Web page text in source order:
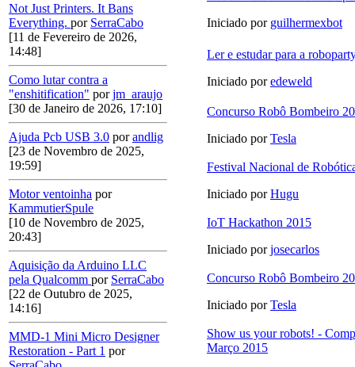
Not Just Printers. It Bans
Everything. por SerraCabo
[11 de Fevereiro de 2026,
14:48]
Como lutar contra a
"enshitification" porjm_araujo
[30 de Janeiro de 2026, 17:10]
Ajuda Pcb USB 3.0 porandlig
[23 de Novembro de 2025,
19:59]
Motor ventoinha por
KammutierSpule
[10 de Novembro de 2025,
20:43]
Aquisição da Arduino LLC
pela Qualcomm por SerraCabo
[22 de Outubro de 2025,
14:16]
MMD-1 Mini Micro Designer
Restoration - Part 1 por
Iniciado por guilhermexbot
Ler e estudar para a
Iniciado poredeweld
Concurso Robô Bombeiro
Iniciado porTesla
Festival Nacional de
Iniciado porHugu
IoT Hackathon 2015
Iniciado porjosecarlos
Concurso Robô Bombeiro
Iniciado porTesla
Show us your robots! -
Março 2015